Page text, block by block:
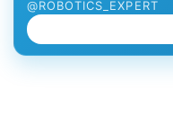
@ROBOTICS_EXPERT